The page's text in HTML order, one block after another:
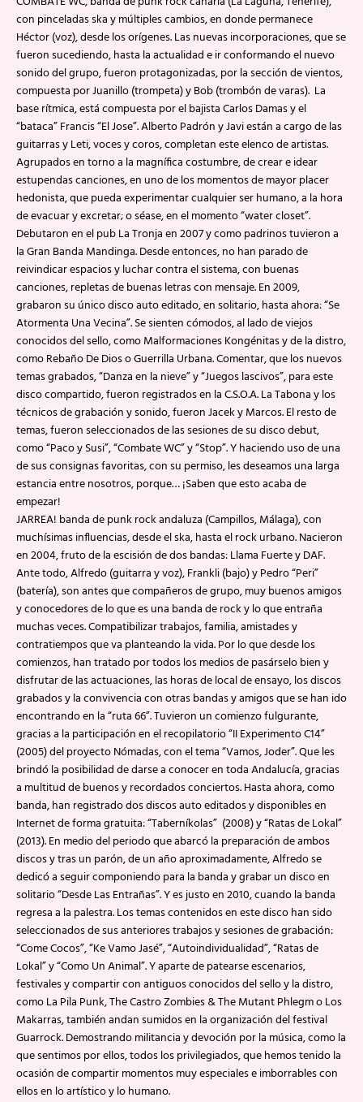
con pinceladas ska y múltiples cambios, en donde permanece
Héctor (voz), desde los orígenes. Las nuevas incorporaciones, que se
fueron sucediendo, hasta la actualidad e ir conformando el nuevo
sonido del grupo, fueron protagonizadas, por la sección de vientos,
compuesta por Juanillo (trompeta) y Bob (trombón de varas). La
base rítmica, está compuesta por el bajista Carlos Damas y el
“bataca” Francis “El Jose”. Alberto Padrón y Javi están a cargo de las
guitarras y Leti, voces y coros, completan este elenco de artistas.
Agrupados en torno a la magnífica costumbre, de crear e idear
estupendas canciones, en uno de los momentos de mayor placer
hedonista, que pueda experimentar cualquier ser humano, a la hora
de evacuar y excretar; o séase, en el momento “water closet”.
Debutaron en el pub La Tronja en 2007 y como padrinos tuvieron a
la Gran Banda Mandinga. Desde entonces, no han parado de
reivindicar espacios y luchar contra el sistema, con buenas
canciones, repletas de buenas letras con mensaje. En 2009,
grabaron su único disco auto editado, en solitario, hasta ahora: “Se
Atormenta Una Vecina”. Se sienten cómodos, al lado de viejos
conocidos del sello, como Malformaciones Kongénitas y de la distro,
como Rebaño De Dios o Guerrilla Urbana. Comentar, que los nuevos
temas grabados, “Danza en la nieve” y “Juegos lascivos”, para este
disco compartido, fueron registrados en la C.S.O.A. La Tabona y los
técnicos de grabación y sonido, fueron Jacek y Marcos. El resto de
temas, fueron seleccionados de las sesiones de su disco debut,
como “Paco y Susi”, “Combate WC” y “Stop”. Y haciendo uso de una
de sus consignas favoritas, con su permiso, les deseamos una larga
estancia entre nosotros, porque… ¡Saben que esto acaba de
empezar!
JARREA! banda de punk rock andaluza (Campillos, Málaga), con
muchísimas influencias, desde el ska, hasta el rock urbano. Nacieron
en 2004, fruto de la escisión de dos bandas: Llama Fuerte y DAF.
Ante todo, Alfredo (guitarra y voz), Frankli (bajo) y Pedro “Peri”
(batería), son antes que compañeros de grupo, muy buenos amigos
y conocedores de lo que es una banda de rock y lo que entraña
muchas veces. Compatibilizar trabajos, familia, amistades y
contratiempos que va planteando la vida. Por lo que desde los
comienzos, han tratado por todos los medios de pasárselo bien y
disfrutar de las actuaciones, las horas de local de ensayo, los discos
grabados y la convivencia con otras bandas y amigos que se han ido
encontrando en la “ruta 66”. Tuvieron un comienzo fulgurante,
gracias a la participación en el recopilatorio “II Experimento C14”
(2005) del proyecto Nómadas, con el tema “Vamos, Joder”. Que les
brindó la posibilidad de darse a conocer en toda Andalucía, gracias
a multitud de buenos y recordados conciertos. Hasta ahora, como
banda, han registrado dos discos auto editados y disponibles en
Internet de forma gratuita: “Taberníkolas” (2008) y “Ratas de Lokal”
(2013). En medio del periodo que abarcó la preparación de ambos
discos y tras un parón, de un año aproximadamente, Alfredo se
dedicó a seguir componiendo para la banda y grabar un disco en
solitario “Desde Las Entrañas”. Y es justo en 2010, cuando la banda
regresa a la palestra. Los temas contenidos en este disco han sido
seleccionados de sus anteriores trabajos y sesiones de grabación:
“Come Cocos”, “Ke Vamo Jasé”, “Autoindividualidad”, “Ratas de
Lokal” y “Como Un Animal”. Y aparte de patearse escenarios,
festivales y compartir con antiguos conocidos del sello y la distro,
como La Pila Punk, The Castro Zombies & The Mutant Phlegm o Los
Makarras, también andan sumidos en la organización del festival
Guarrock. Demostrando militancia y devoción por la música, como la
que sentimos por ellos, todos los privilegiados, que hemos tenido la
ocasión de compartir momentos muy especiales e imborrables con
ellos en lo artístico y lo humano.